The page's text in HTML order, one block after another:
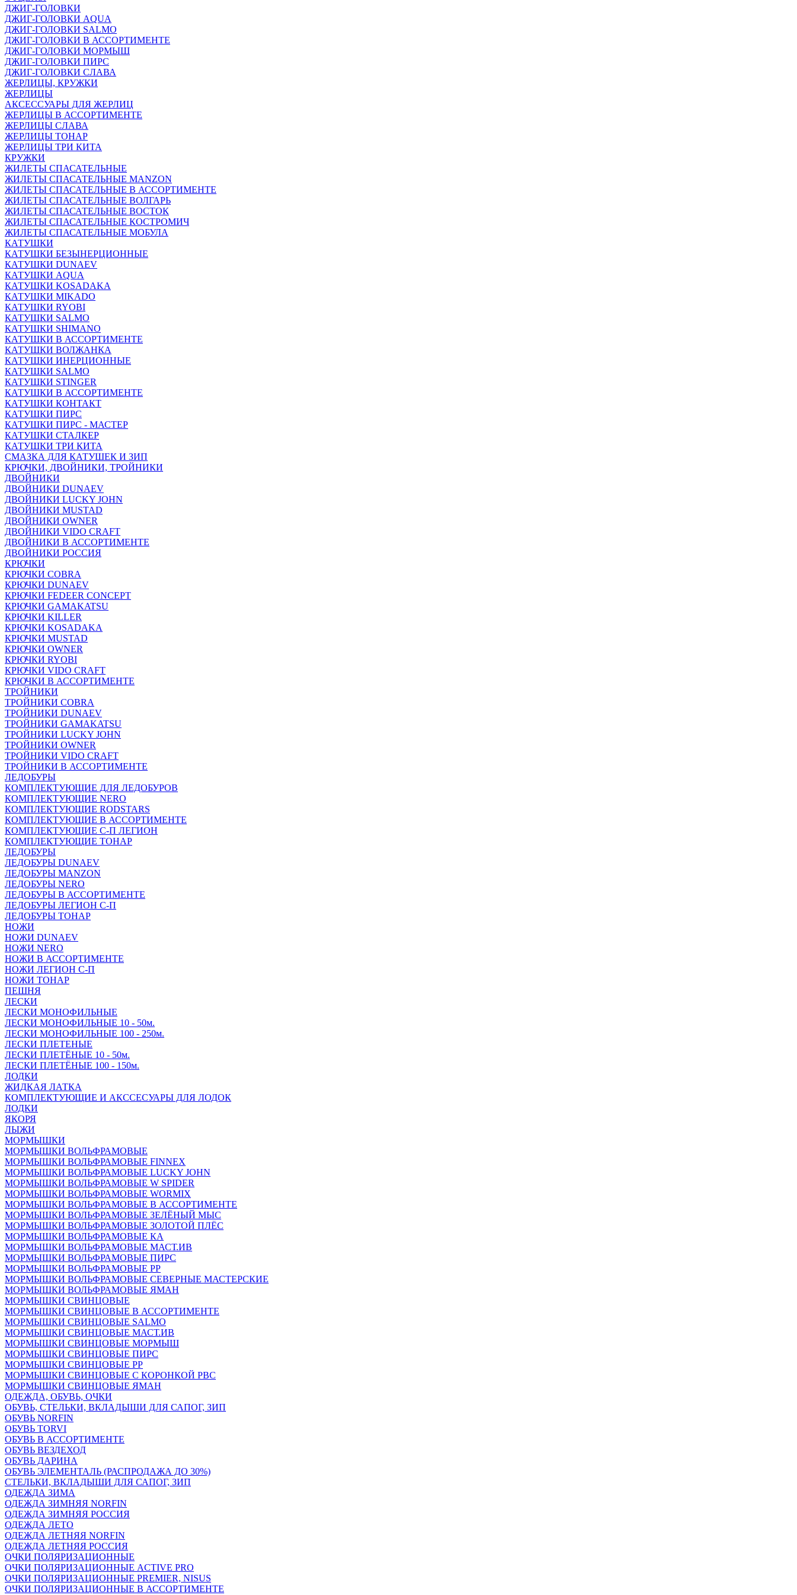
ДЖИГ-ГОЛОВКИ
ДЖИГ-ГОЛОВКИ AQUA
ДЖИГ-ГОЛОВКИ SALMO
ДЖИГ-ГОЛОВКИ В АССОРТИМЕНТЕ
ДЖИГ-ГОЛОВКИ МОРМЫШ
ДЖИГ-ГОЛОВКИ ПИРС
ДЖИГ-ГОЛОВКИ СЛАВА
ЖЕРЛИЦЫ, КРУЖКИ
ЖЕРЛИЦЫ
АКСЕССУАРЫ ДЛЯ ЖЕРЛИЦ
ЖЕРЛИЦЫ В АССОРТИМЕНТЕ
ЖЕРЛИЦЫ СЛАВА
ЖЕРЛИЦЫ ТОНАР
ЖЕРЛИЦЫ ТРИ КИТА
КРУЖКИ
ЖИЛЕТЫ СПАСАТЕЛЬНЫЕ
ЖИЛЕТЫ СПАСАТЕЛЬНЫЕ MANZON
ЖИЛЕТЫ СПАСАТЕЛЬНЫЕ В АССОРТИМЕНТЕ
ЖИЛЕТЫ СПАСАТЕЛЬНЫЕ ВОЛГАРЬ
ЖИЛЕТЫ СПАСАТЕЛЬНЫЕ ВОСТОК
ЖИЛЕТЫ СПАСАТЕЛЬНЫЕ КОСТРОМИЧ
ЖИЛЕТЫ СПАСАТЕЛЬНЫЕ МОБУЛА
КАТУШКИ
КАТУШКИ БЕЗЫНЕРЦИОННЫЕ
КАТУШКИ DUNAEV
КАТУШКИ AQUA
КАТУШКИ KOSADAKA
КАТУШКИ MIKADO
КАТУШКИ RYOBI
КАТУШКИ SALMO
КАТУШКИ SHIMANO
КАТУШКИ В АССОРТИМЕНТЕ
КАТУШКИ ВОЛЖАНКА
КАТУШКИ ИНЕРЦИОННЫЕ
КАТУШКИ SALMO
КАТУШКИ STINGER
КАТУШКИ В АССОРТИМЕНТЕ
КАТУШКИ КОНТАКТ
КАТУШКИ ПИРС
КАТУШКИ ПИРС - МАСТЕР
КАТУШКИ СТАЛКЕР
КАТУШКИ ТРИ КИТА
СМАЗКА ДЛЯ КАТУШЕК И ЗИП
КРЮЧКИ, ДВОЙНИКИ, ТРОЙНИКИ
ДВОЙНИКИ
ДВОЙНИКИ DUNAEV
ДВОЙНИКИ LUCKY JOHN
ДВОЙНИКИ MUSTAD
ДВОЙНИКИ OWNER
ДВОЙНИКИ VIDO CRAFT
ДВОЙНИКИ В АССОРТИМЕНТЕ
ДВОЙНИКИ РОССИЯ
КРЮЧКИ
КРЮЧКИ COBRA
КРЮЧКИ DUNAEV
КРЮЧКИ FEDEER CONCEPT
КРЮЧКИ GAMAKATSU
КРЮЧКИ KILLER
КРЮЧКИ KOSADAKA
КРЮЧКИ MUSTAD
КРЮЧКИ OWNER
КРЮЧКИ RYOBI
КРЮЧКИ VIDO CRAFT
КРЮЧКИ В АССОРТИМЕНТЕ
ТРОЙНИКИ
ТРОЙНИКИ COBRA
ТРОЙНИКИ DUNAEV
ТРОЙНИКИ GAMAKATSU
ТРОЙНИКИ LUCKY JOHN
ТРОЙНИКИ OWNER
ТРОЙНИКИ VIDO CRAFT
ТРОЙНИКИ В АССОРТИМЕНТЕ
ЛЕДОБУРЫ
КОМПЛЕКТУЮЩИЕ ДЛЯ ЛЕДОБУРОВ
КОМПЛЕКТУЮЩИЕ NERO
КОМПЛЕКТУЮЩИЕ RODSTARS
КОМПЛЕКТУЮЩИЕ В АССОРТИМЕНТЕ
КОМПЛЕКТУЮЩИЕ С-П ЛЕГИОН
КОМПЛЕКТУЮЩИЕ ТОНАР
ЛЕДОБУРЫ
ЛЕДОБУРЫ DUNAEV
ЛЕДОБУРЫ MANZON
ЛЕДОБУРЫ NERO
ЛЕДОБУРЫ В АССОРТИМЕНТЕ
ЛЕДОБУРЫ ЛЕГИОН С-П
ЛЕДОБУРЫ ТОНАР
НОЖИ
НОЖИ DUNAEV
НОЖИ NERO
НОЖИ В АССОРТИМЕНТЕ
НОЖИ ЛЕГИОН С-П
НОЖИ ТОНАР
ПЕШНЯ
ЛЕСКИ
ЛЕСКИ МОНОФИЛЬНЫЕ
ЛЕСКИ МОНОФИЛЬНЫЕ 10 - 50м.
ЛЕСКИ МОНОФИЛЬНЫЕ 100 - 250м.
ЛЕСКИ ПЛЕТЕНЫЕ
ЛЕСКИ ПЛЕТЁНЫЕ 10 - 50м.
ЛЕСКИ ПЛЕТЁНЫЕ 100 - 150м.
ЛОДКИ
ЖИДКАЯ ЛАТКА
КОМПЛЕКТУЮЩИЕ И АКССЕСУАРЫ ДЛЯ ЛОДОК
ЛОДКИ
ЯКОРЯ
ЛЫЖИ
МОРМЫШКИ
МОРМЫШКИ ВОЛЬФРАМОВЫЕ
МОРМЫШКИ ВОЛЬФРАМОВЫЕ FINNEX
МОРМЫШКИ ВОЛЬФРАМОВЫЕ LUCKY JOHN
МОРМЫШКИ ВОЛЬФРАМОВЫЕ W SPIDER
МОРМЫШКИ ВОЛЬФРАМОВЫЕ WORMIX
МОРМЫШКИ ВОЛЬФРАМОВЫЕ В АССОРТИМЕНТЕ
МОРМЫШКИ ВОЛЬФРАМОВЫЕ ЗЕЛЁНЫЙ МЫС
МОРМЫШКИ ВОЛЬФРАМОВЫЕ ЗОЛОТОЙ ПЛЁС
МОРМЫШКИ ВОЛЬФРАМОВЫЕ КА
МОРМЫШКИ ВОЛЬФРАМОВЫЕ МАСТ.ИВ
МОРМЫШКИ ВОЛЬФРАМОВЫЕ ПИРС
МОРМЫШКИ ВОЛЬФРАМОВЫЕ РР
МОРМЫШКИ ВОЛЬФРАМОВЫЕ СЕВЕРНЫЕ МАСТЕРСКИЕ
МОРМЫШКИ ВОЛЬФРАМОВЫЕ ЯМАН
МОРМЫШКИ СВИНЦОВЫЕ
МОРМЫШКИ СВИНЦОВЫЕ В АССОРТИМЕНТЕ
МОРМЫШКИ СВИНЦОВЫЕ SALMO
МОРМЫШКИ СВИНЦОВЫЕ МАСТ.ИВ
МОРМЫШКИ СВИНЦОВЫЕ МОРМЫШ
МОРМЫШКИ СВИНЦОВЫЕ ПИРС
МОРМЫШКИ СВИНЦОВЫЕ РР
МОРМЫШКИ СВИНЦОВЫЕ С КОРОНКОЙ РВС
МОРМЫШКИ СВИНЦОВЫЕ ЯМАН
ОДЕЖДА, ОБУВЬ, ОЧКИ
ОБУВЬ, СТЕЛЬКИ, ВКЛАДЫШИ ДЛЯ САПОГ, ЗИП
ОБУВЬ NORFIN
ОБУВЬ TORVI
ОБУВЬ В АССОРТИМЕНТЕ
ОБУВЬ ВЕЗДЕХОД
ОБУВЬ ДАРИНА
ОБУВЬ ЭЛЕМЕНТАЛЬ (РАСПРОДАЖА ДО 30%)
СТЕЛЬКИ, ВКЛАДЫШИ ДЛЯ САПОГ, ЗИП
ОДЕЖДА ЗИМА
ОДЕЖДА ЗИМНЯЯ NORFIN
ОДЕЖДА ЗИМНЯЯ РОССИЯ
ОДЕЖДА ЛЕТО
ОДЕЖДА ЛЕТНЯЯ NORFIN
ОДЕЖДА ЛЕТНЯЯ РОССИЯ
ОЧКИ ПОЛЯРИЗАЦИОННЫЕ
ОЧКИ ПОЛЯРИЗАЦИОННЫЕ ACTIVE PRO
ОЧКИ ПОЛЯРИЗАЦИОННЫЕ PREMIER, NISUS
ОЧКИ ПОЛЯРИЗАЦИОННЫЕ В АССОРТИМЕНТЕ